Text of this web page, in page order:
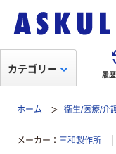
履
カテゴリー
ホーム 衛生/医療/介
メーカー 三和製作所